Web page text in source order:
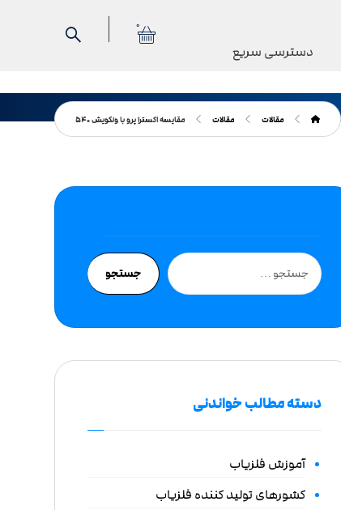
0
دسترسی سریع
مقالات مقالات مقایسه اکسترا پرو با ونکویش ۵۴۰
جستجو
دسته مطالب خواندنی
آموزش فلزیاب
کشورهای تولید کننده فلزیاب